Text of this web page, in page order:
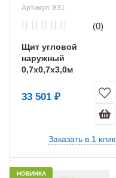
Артикул: 831
(0)
Щит угловой
наружный
0,7х0,7х3,0м
33 501 ₽
Заказать в 1 клик
НОВИНКА